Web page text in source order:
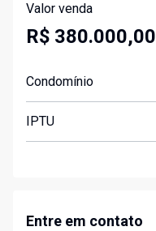
Valor venda
R$ 380.000,00
Condomínio
IPTU
Entre em contato